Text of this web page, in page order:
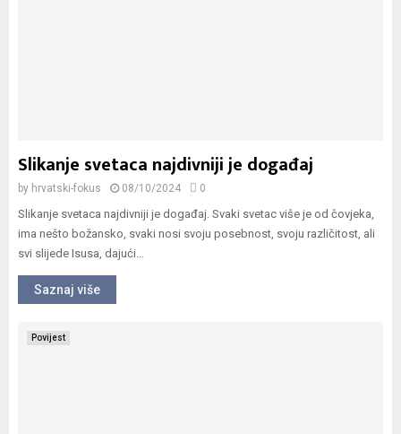
Slikanje svetaca najdivniji je događaj
by hrvatski-fokus 08/10/2024 0
Slikanje svetaca najdivniji je događaj. Svaki svetac više je od čovjeka,
ima nešto božansko, svaki nosi svoju posebnost, svoju različitost, ali
svi slijede Isusa, dajući...
Saznaj više
Povijest